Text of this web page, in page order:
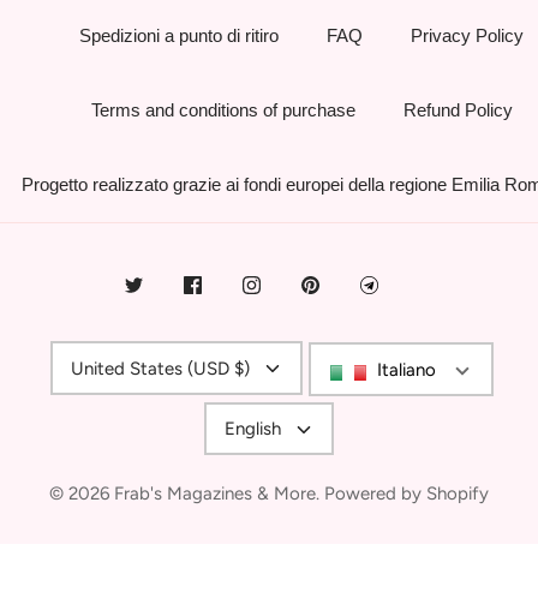
Spedizioni a punto di ritiro FAQ Privacy Policy
Terms and conditions of purchase Refund Policy
Progetto realizzato grazie ai fondi europei della regione Emilia
Currency
United States (USD $) Italiano
Language
English
© 2026 Frab's Magazines & More. Powered by Shopify